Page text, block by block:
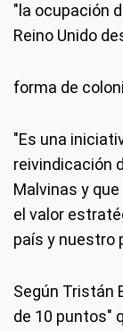
"la ocupación
Reino Unido
forma de
"Es una
reivindicación
Malvinas y
el valor
país y nuestro
Según Tristán
de 10 puntos"